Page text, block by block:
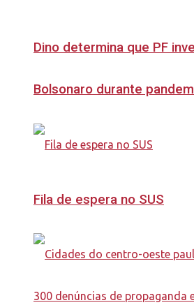
Dino determina que PF
Bolsonaro durante
Fila de espera no SUS